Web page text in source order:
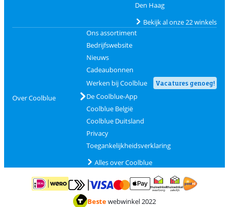
Den Haag
Bekijk al onze 22 winkels
Over Coolblue
Ons assortiment
Bedrijfswebsite
Nieuws
Cadeaubonnen
Werken bij Coolblue
Vacatures genoeg!
De Coolblue-App
Coolblue België
Coolblue Duitsland
Privacy
Toegankelijkheidsverklaring
Alles over Coolblue
Betalen met iDEAL | WeroBetalen met MasterCard en Visa via ClickToPay
Betalen met ApplePay
Thuiswinkel waarborg
Bestewebwinkel 2022